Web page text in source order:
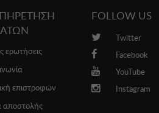
ερωτήσεις
επιστροφών
αποστολής
FOLLOW US
Twitter
Facebook
YouTube
Instagram